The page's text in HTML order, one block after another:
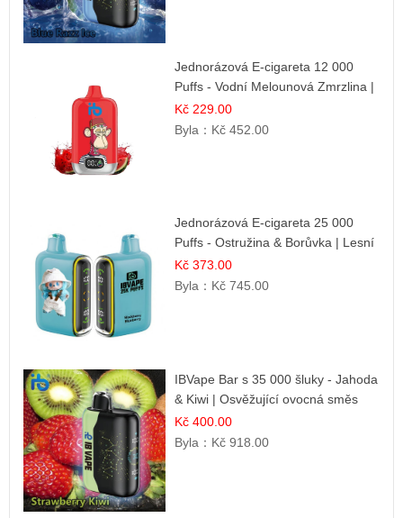
Jednorázová E-cigareta 12 000
Puffs - Vodní Melounová Zmrzlina |
Letní dezertní příchuť
Kč 229.00
Byla： Kč 452.00
Jednorázová E-cigareta 25 000
Puffs - Ostružina & Borůvka | Lesní
ovocná směs
Kč 373.00
Byla： Kč 745.00
IBVape Bar s 35 000 šluky - Jahoda
& Kiwi | Osvěžující ovocná směs
Kč 400.00
Byla： Kč 918.00